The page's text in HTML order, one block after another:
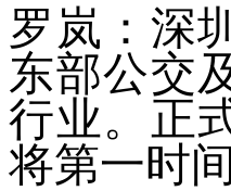
罗岚：深
东部公交
行业。正
将第一时